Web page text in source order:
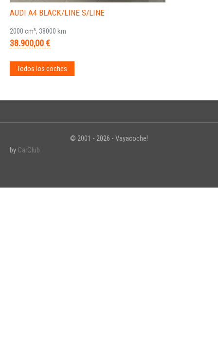
AUDI A4 BLACK/LINE S/LINE
2000 cm³, 38000 km
38.900,00 €
Todos los coches
© 2001 - 2026 - Vayacoche!
by CarClub